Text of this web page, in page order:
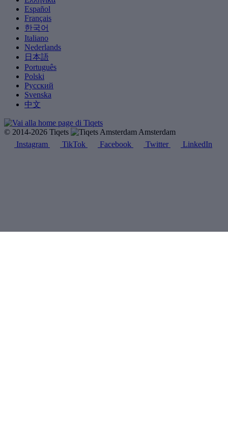
Español
Français
한국어
Italiano
Nederlands
日本語
Português
Polski
Русский
Svenska
中文
© 2014-2026 Tiqets
Amsterdam
Instagram
TikTok Facebook Twitter LinkedIn